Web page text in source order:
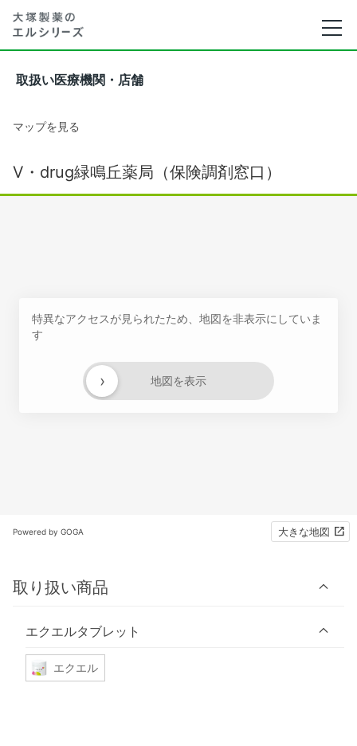
取扱い医療機関・店舗
マップを見る
V・drug緑鳴丘薬局（保険調剤窓口）
特異なアクセスが見られたため、地図を非表示にしていま
す
地図を表示
›
Powered by GOGA 大きな地図
取り扱い商品
エクエルタブレット
エクエル